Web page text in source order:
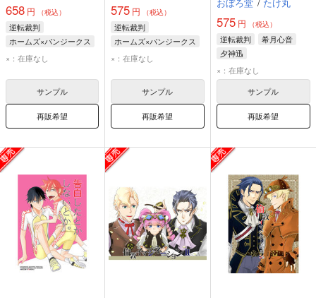
658 円 （税込）
逆転裁判
ホームズ×バンジークス
シャーロック・ホームズ
×：在庫なし
サンプル
再販希望
575 円 （税込）
逆転裁判
ホームズ×バンジークス
シャーロック・ホームズ
×：在庫なし
サンプル
再販希望
575円 （税込）
逆転裁判
希月心音
夕神迅
×：在庫なし
サンプル
再販希望